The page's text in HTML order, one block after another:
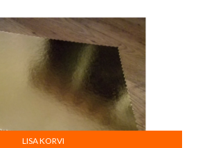
LISA KORVI